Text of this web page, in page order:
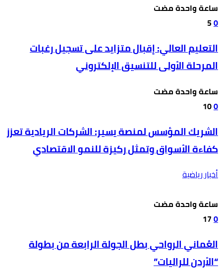
‫‫‫‏‫ساعة واحدة مضت‬
0
5
التعليم العالي: إقبال متزايد على تسجيل رغبات
المرحلة الأولى للتنسيق الإلكتروني
‫‫‫‏‫ساعة واحدة مضت‬
0
10
الشريك المؤسس لمنصة يسير: الشركات الريادية تعزز
كفاءة الأسواق وتمثل ركيزة للنمو الاقتصادي
أخبار رياضية
‫‫‫‏‫ساعة واحدة مضت‬
0
17
العُماني الرواحي بطل الجولة الرابعة من بطولة
“الأردن للراليات”